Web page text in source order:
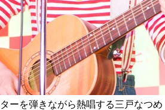
ターを弾きながら熱唱する三戸なつめ